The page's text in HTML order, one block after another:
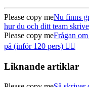
Please copy meNu finns
hur du och ditt team
Please copy meFrågan
på (inför 120 pers) 🤦‍♂️
Liknande artiklar